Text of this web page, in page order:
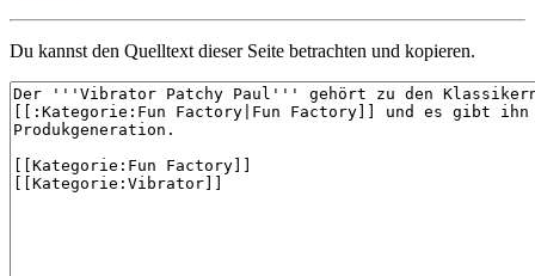
Du kannst den Quelltext dieser Seite betrachten und kopieren.